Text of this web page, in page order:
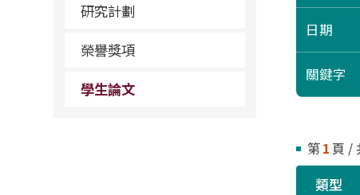
研究計劃
榮譽獎項
學生論文
日期
關鍵字
第1 頁 /
類型